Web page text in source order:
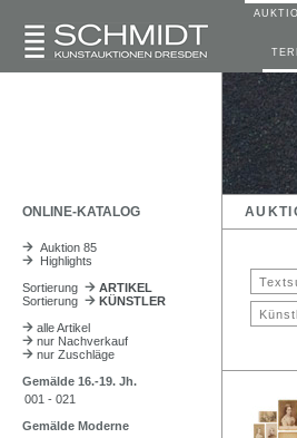
ONLINE-KATALOG
Auktion 85
Highlights
Sortierung
ARTIKEL
Sortierung
KÜNSTLER
alle Artikel
nur Nachverkauf
nur Zuschläge
Gemälde 16.-19. Jh.
001 - 021
Gemälde Moderne